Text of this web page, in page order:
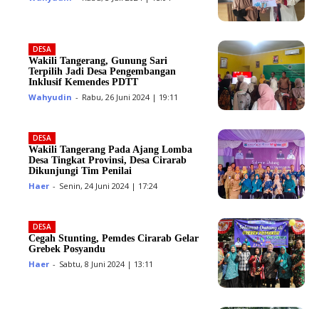
DESA
Wakili Tangerang, Gunung Sari
Terpilih Jadi Desa Pengembangan
Inklusif Kemendes PDTT
Wahyudin - Rabu, 26 Juni 2024 | 19:11
DESA
Wakili Tangerang Pada Ajang Lomba
Desa Tingkat Provinsi, Desa Cirarab
Dikunjungi Tim Penilai
Haer - Senin, 24 Juni 2024 | 17:24
DESA
Cegah Stunting, Pemdes Cirarab Gelar
Grebek Posyandu
Haer - Sabtu, 8 Juni 2024 | 13:11